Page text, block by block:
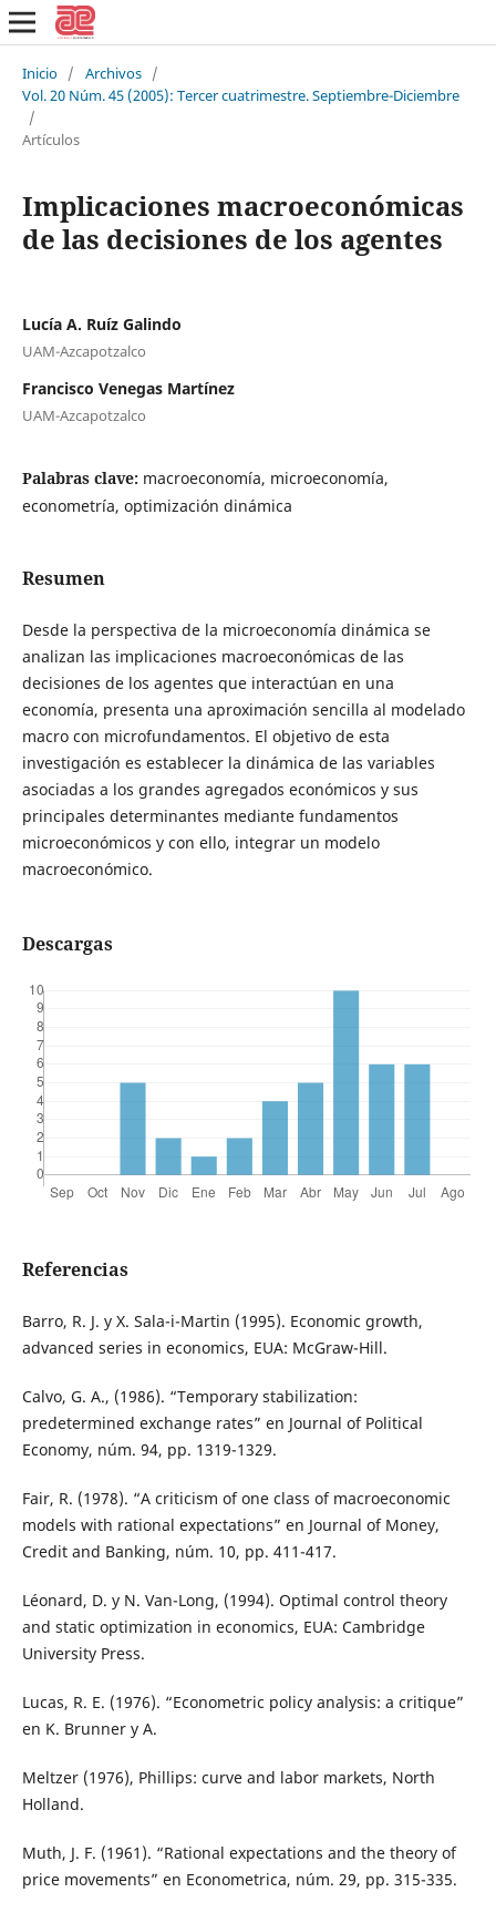
Inicio / Archivos /
Vol. 20 Núm. 45 (2005): Tercer cuatrimestre. Septiembre-Diciembre
/
Artículos
Implicaciones macroeconómicas
de las decisiones de los agentes
Lucía A. Ruíz Galindo
UAM-Azcapotzalco
Francisco Venegas Martínez
UAM-Azcapotzalco
Palabras clave: macroeconomía, microeconomía,
econometría, optimización dinámica
Resumen
Desde la perspectiva de la microeconomía dinámica se
analizan las implicaciones macroeconómicas de las
decisiones de los agentes que interactúan en una
economía, presenta una aproximación sencilla al modelado
macro con microfundamentos. El objetivo de esta
investigación es establecer la dinámica de las variables
asociadas a los grandes agregados económicos y sus
principales determinantes mediante fundamentos
microeconómicos y con ello, integrar un modelo
macroeconómico.
Descargas
Referencias
Barro, R. J. y X. Sala-i-Martin (1995). Economic growth,
advanced series in economics, EUA: McGraw-Hill.
Calvo, G. A., (1986). “Temporary stabilization:
predetermined exchange rates” en Journal of Political
Economy, núm. 94, pp. 1319-1329.
Fair, R. (1978). “A criticism of one class of macroeconomic
models with rational expectations” en Journal of Money,
Credit and Banking, núm. 10, pp. 411-417.
Léonard, D. y N. Van-Long, (1994). Optimal control theory
and static optimization in economics, EUA: Cambridge
University Press.
Lucas, R. E. (1976). “Econometric policy analysis: a critique”
en K. Brunner y A.
Meltzer (1976), Phillips: curve and labor markets, North
Holland.
Muth, J. F. (1961). “Rational expectations and the theory of
price movements” en Econometrica, núm. 29, pp. 315-335.